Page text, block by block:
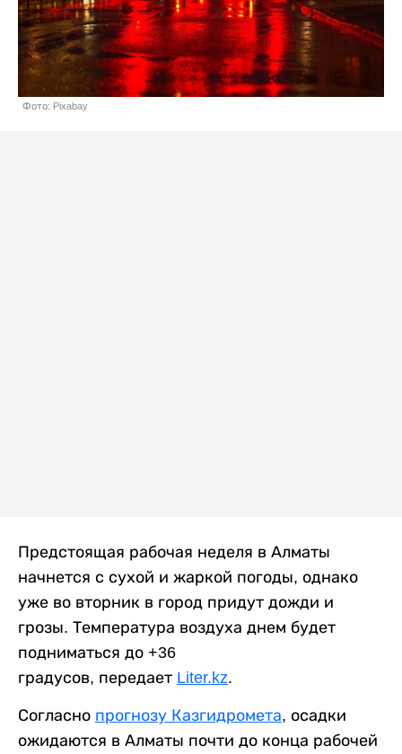
Фото: Pixabay
Предстоящая рабочая неделя в Алматы
начнется с сухой и жаркой погоды, однако
уже во вторник в город придут дожди и
грозы. Температура воздуха днем будет
подниматься до +36
градусов, передает Liter.kz.
Согласно прогнозу Казгидромета, осадки
ожидаются в Алматы почти до конца рабочей